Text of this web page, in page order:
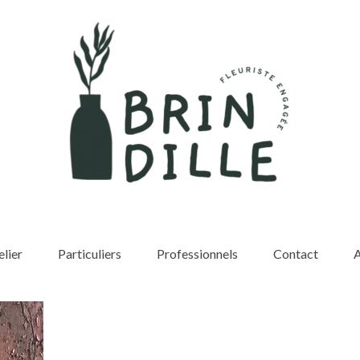
Particuliers Professionnels Contact